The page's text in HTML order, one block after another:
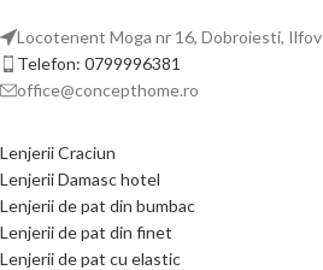
Locotenent Moga nr 16, Dobroiesti, Ilfov
Telefon: 0799996381
office@concepthome.ro
Lenjerii Craciun
Lenjerii Damasc hotel
Lenjerii de pat din bumbac
Lenjerii de pat din finet
Lenjerii de pat cu elastic